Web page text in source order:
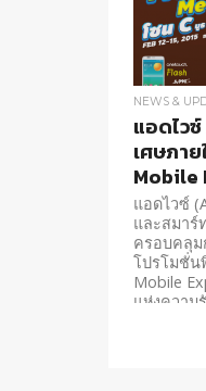
NEWS &
แอดไว
เศษภา
Mobile
แอดไวซ์
และสมาร์
ครอบคลุม
โปรโมชั่น
Mobile
แห่งความ